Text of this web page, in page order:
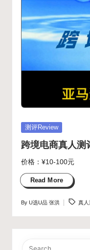
Posted
测评Review
跨境电商真人测
价格：¥10-100元
Read More
Posted
by
By U选U品 张洪
Tags: 真